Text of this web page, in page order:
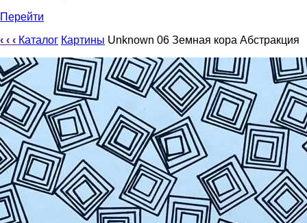
Перейти
‹ ‹ ‹ Каталог Картины Unknown 06 Земная кора Абстракция